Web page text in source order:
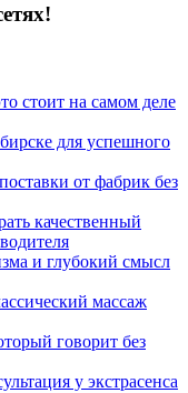
стоит на самом деле
для успешного
от фабрик без
качественный
и глубокий смысл
массаж
говорит без
у экстрасенса